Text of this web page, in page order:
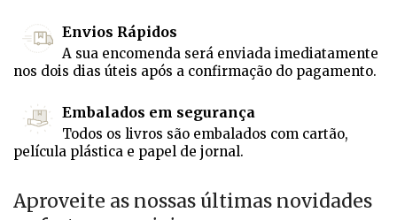
Envios Rápidos
A sua encomenda será enviada imediatamente
nos dois dias úteis após a confirmação do pagamento.
Embalados em segurança
Todos os livros são embalados com cartão,
película plástica e papel de jornal.
Aproveite as nossas últimas novidades